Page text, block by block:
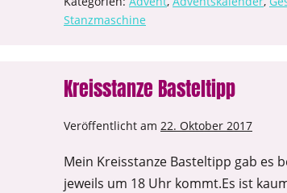
Stanzmaschine
Kreisstanze Basteltipp
Veröffentlicht am 22. Oktober 2017
Mein Kreisstanze Basteltipp gab es
jeweils um 18 Uhr kommt.Es ist